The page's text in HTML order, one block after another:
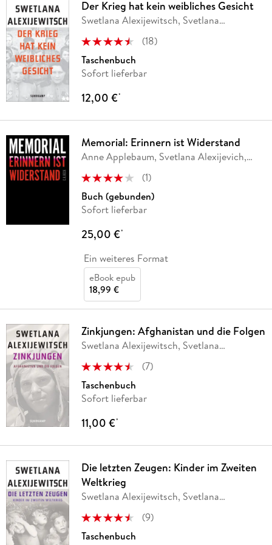
Der Krieg hat kein weibliches Gesicht
Swetlana Alexijewitsch, Svetlana
(18)
Taschenbuch
Sofort lieferbar
12,00 €*
Memorial: Erinnern ist Widerstand
Anne Applebaum, Svetlana Alexijevich,
(1)
Buch (gebunden)
Sofort lieferbar
25,00 €*
Ein weiteres Format
eBook epub
18,99 €
Zinkjungen: Afghanistan und die Folgen
Swetlana Alexijewitsch, Svetlana
(7)
Taschenbuch
Sofort lieferbar
11,00 €*
Die letzten Zeugen: Kinder im Zweiten
Weltkrieg
Swetlana Alexijewitsch, Svetlana
(9)
Taschenbuch